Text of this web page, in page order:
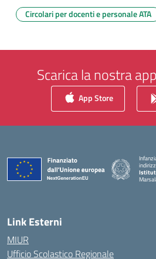
Circolari per docenti e personale ATA
Scarica la nostra
App Store
Link Esterni
MIUR
Ufficio Scolastico Regionale